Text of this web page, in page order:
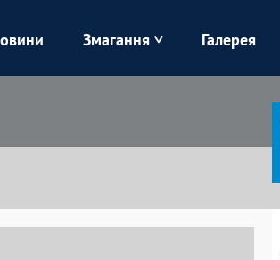
Колос
Змагання Галерея